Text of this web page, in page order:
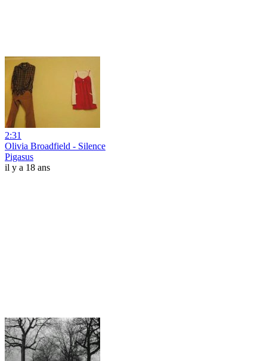
2:31
Olivia Broadfield - Silence
Pigasus
il y a 18 ans